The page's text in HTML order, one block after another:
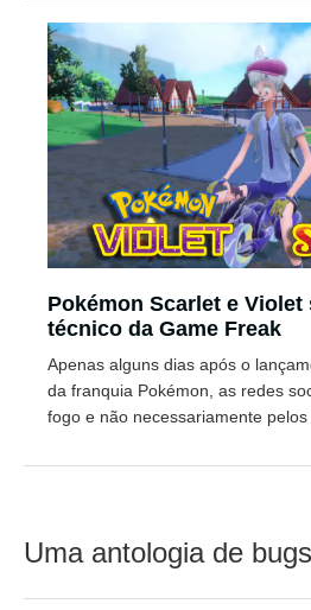
Pokémon Scarlet e
técnico da Game Freak
Apenas alguns dias após o
da franquia Pokémon, as redes
fogo e não necessariamente
Uma antologia de bugs